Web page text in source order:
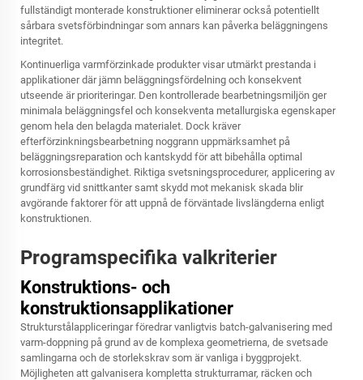
fullständigt monterade konstruktioner eliminerar också potentiellt
sårbara svetsförbindningar som annars kan påverka beläggningens
integritet.
Kontinuerliga varmförzinkade produkter visar utmärkt prestanda i
applikationer där jämn beläggningsfördelning och konsekvent
utseende är prioriteringar. Den kontrollerade bearbetningsmiljön ger
minimala beläggningsfel och konsekventa metallurgiska egenskaper
genom hela den belagda materialet. Dock kräver
efterförzinkningsbearbetning noggrann uppmärksamhet på
beläggningsreparation och kantskydd för att bibehålla optimal
korrosionsbeständighet. Riktiga svetsningsprocedurer, applicering av
grundfärg vid snittkanter samt skydd mot mekanisk skada blir
avgörande faktorer för att uppnå de förväntade livslängderna enligt
konstruktionen.
Programspecifika valkriterier
Konstruktions- och
konstruktionsapplikationer
Strukturstålappliceringar föredrar vanligtvis batch-galvanisering med
varm-doppning på grund av de komplexa geometrierna, de svetsade
samlingarna och de storlekskrav som är vanliga i byggprojekt.
Möjligheten att galvanisera kompletta strukturramar, räcken och